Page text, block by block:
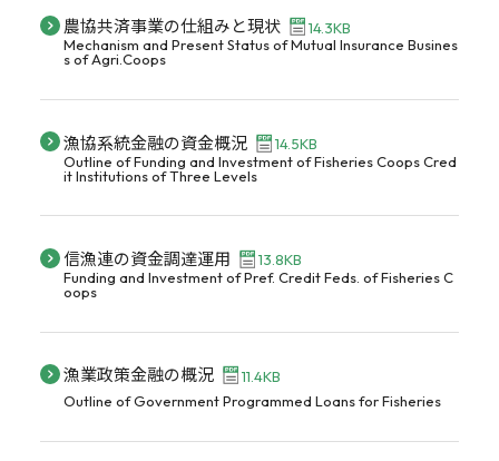
農協共済事業の仕組みと現状
14.3KB
Mechanism and Present Status of Mutual Insurance Busines
s of Agri.Coops
漁協系統金融の資金概況
14.5KB
Outline of Funding and Investment of Fisheries Coops Cred
it Institutions of Three Levels
信漁連の資金調達運用
13.8KB
Funding and Investment of Pref. Credit Feds. of Fisheries C
oops
漁業政策金融の概況
11.4KB
Outline of Government Programmed Loans for Fisheries